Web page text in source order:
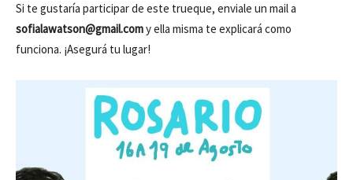
Si te gustaría participar de este trueque, enviale un mail a
sofialawatson@gmail.comy ella misma te explicará como
funciona. ¡Asegurá tu lugar!